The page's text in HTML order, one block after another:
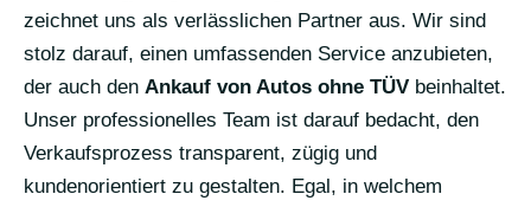
zeichnet uns als verlässlichen Partner aus. Wir sind
stolz darauf, einen umfassenden Service anzubieten,
der auch den Ankauf von Autos ohne TÜV beinhaltet.
Unser professionelles Team ist darauf bedacht, den
Verkaufsprozess transparent, zügig und
kundenorientiert zu gestalten. Egal, in welchem